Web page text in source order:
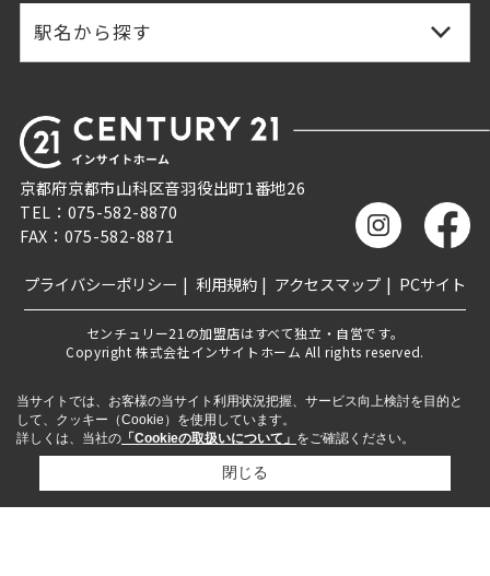
駅名から探す
京都府京都市山科区音羽役出町1番地26
TEL：075-582-8870
FAX：075-582-8871
プライバシーポリシー 利用規約 アクセスマップ PCサイト
センチュリー21の加盟店はすべて独立・自営です。
Copyright 株式会社インサイトホーム All rights reserved.
当サイトでは、お客様の当サイト利用状況把握、サービス向上検討を目的と
して、クッキー（Cookie）を使用しています。
詳しくは、当社の 「Cookieの取扱いについて」 をご確認ください。
閉じる